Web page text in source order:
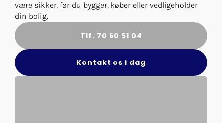
være sikker, før du bygger, køber eller vedligeholder
din bolig.
Tlf. 70 60 51 04
Kontakt os i dag